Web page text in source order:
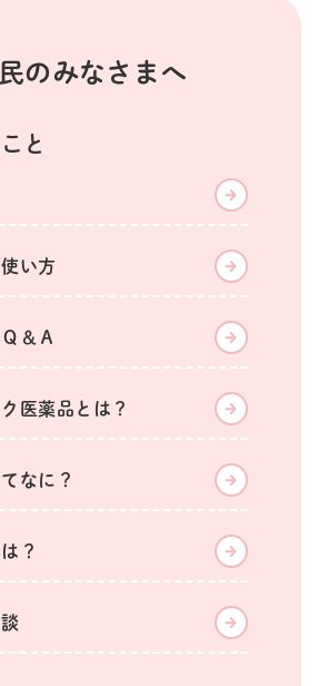
のみなさまへ
と
い方
＆Ａ
医薬品とは？
なに？
？